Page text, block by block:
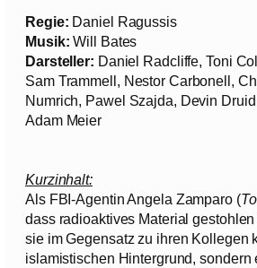
Regie: Daniel Ragussis
Musik: Will Bates
Darsteller: Daniel Radcliffe, Toni
Sam Trammell, Nestor Carbonell,
Numrich, Pawel Szajda, Devin
Adam Meier
Kurzinhalt:
Als FBI-Agentin Angela Zamparo (
dass radioaktives Material
sie im Gegensatz zu ihren Kollegen
islamistischen Hintergrund, sondern